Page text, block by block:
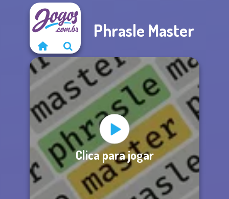
Phrasle Master
Clica para jogar